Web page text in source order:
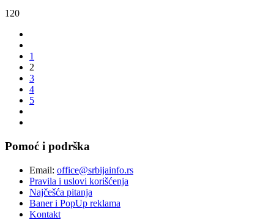
120
1
2
3
4
5
Pomoć i podrška
Email: office@srbijainfo.rs
Pravila i uslovi korišćenja
Najčešća pitanja
Baner i PopUp reklama
Kontakt